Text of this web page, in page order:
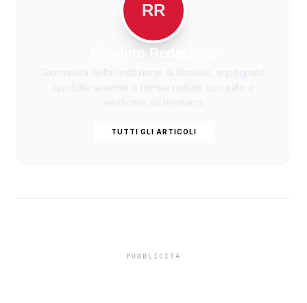
RR
Risoluto Redazione
TUTTI GLI ARTICOLI